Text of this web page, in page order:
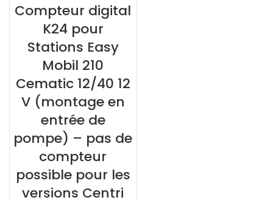
Compteur digital
K24 pour
Stations Easy
Mobil 210
Cematic 12/40 12
V (montage en
entrée de
pompe) – pas de
compteur
possible pour les
versions Centri